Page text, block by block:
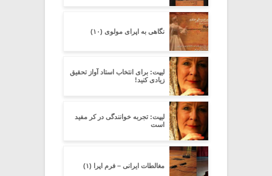
نگاهی به اپرای مولوی (۱۰)
لیپت: برای انتخاب استاد آواز تحقیق
زیادی کنید!
لیپت: تجربه خوانندگی در کر مفید
است
مغالطات ایرانی – فرم اپرا (۱)